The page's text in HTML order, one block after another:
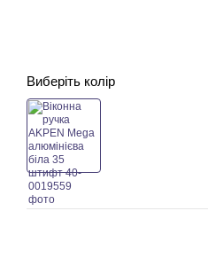
Виберіть колір